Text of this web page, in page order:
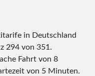
in Deutschland
294 von 351.
Fahrt von 8
von 5 Minuten.